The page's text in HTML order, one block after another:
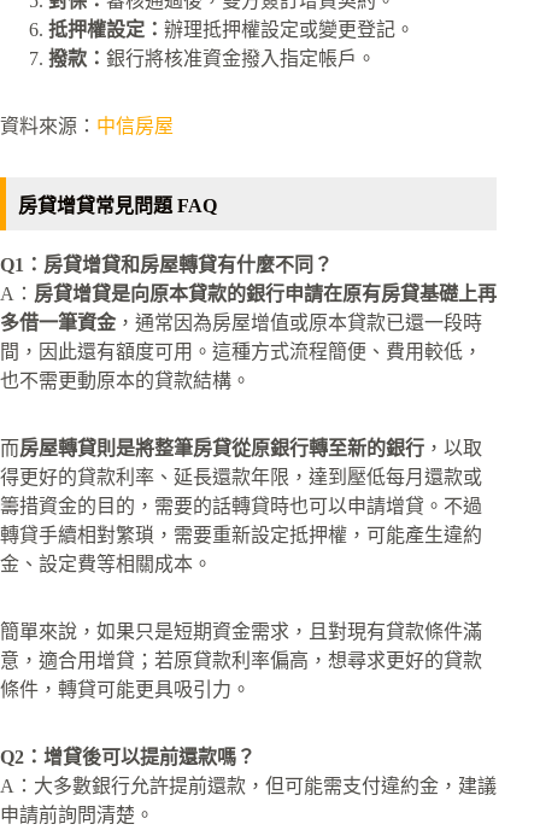
抵押權設定： 辦理抵押權設定或變更登記。
撥款： 銀行將核准資金撥入指定帳戶。
資料來源： 中信房屋
房貸增貸常見問題 FAQ
Q1：房貸增貸和房屋轉貸有什麼不同？
A： 房貸增貸是向原本貸款的銀行申請在原有房貸基礎上再
多借一筆資金 ，通常因為房屋增值或原本貸款已還一段時
間，因此還有額度可用。這種方式流程簡便、費用較低，
也不需更動原本的貸款結構。
而房屋轉貸則是將整筆房貸從原銀行轉至新的銀行 ，以取
得更好的貸款利率、延長還款年限，達到壓低每月還款或
籌措資金的目的，需要的話轉貸時也可以申請增貸。不過
轉貸手續相對繁瑣，需要重新設定抵押權，可能產生違約
金、設定費等相關成本。
簡單來說，如果只是短期資金需求，且對現有貸款條件滿
意，適合用增貸；若原貸款利率偏高，想尋求更好的貸款
條件，轉貸可能更具吸引力。
Q2：增貸後可以提前還款嗎？
A：大多數銀行允許提前還款，但可能需支付違約金，建議
申請前詢問清楚。